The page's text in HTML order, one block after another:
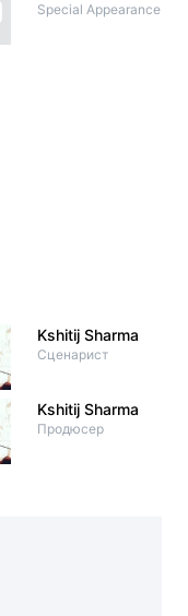
Special Appearance
Kshitij Sharma
Сценарист
Kshitij Sharma
Продюсер